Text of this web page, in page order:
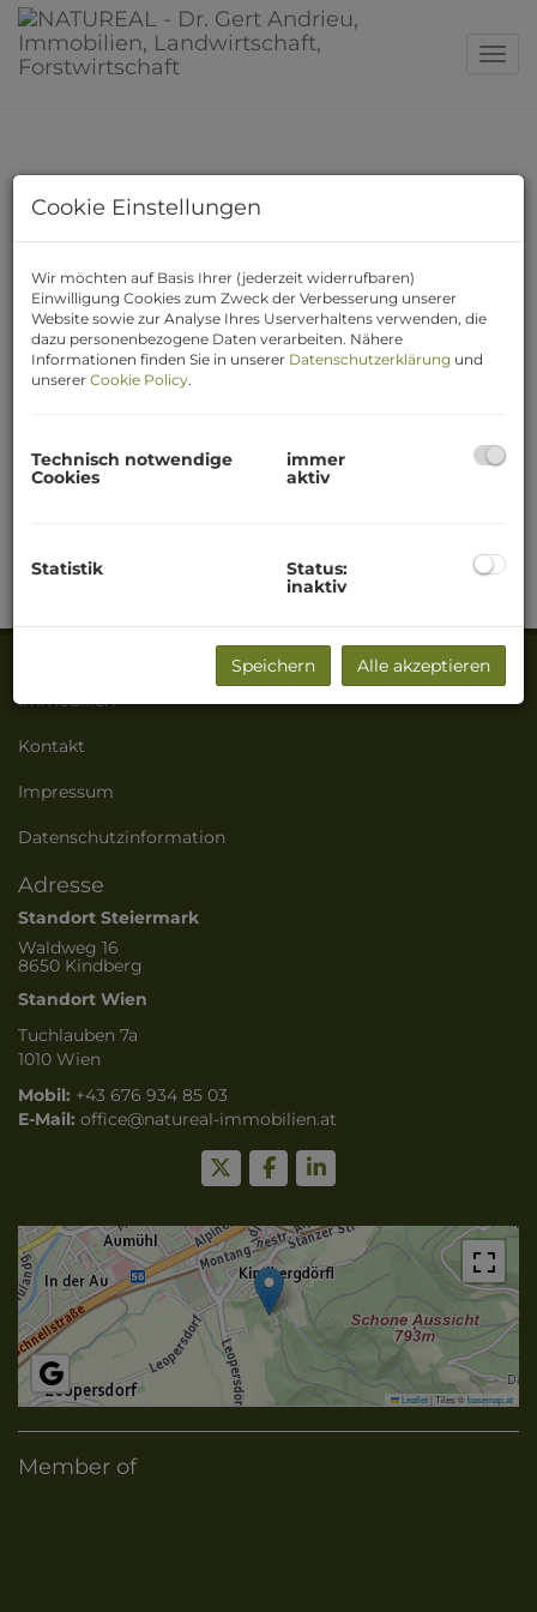
Traumhafte Neubau-Ferienhäuser
mit Pool in Kroatien
14829 Vinišće
Zimmer
ca. 155 m2
Immobilien
Kontakt
Impressum
Datenschutzinformation
Adresse
Standort Steiermark
Waldweg 16
8650 Kindberg
Standort Wien
Tuchlauben 7a
1010 Wien
Mobil: +43 676 934 85 03
E-Mail: office@natureal-immobilien.at
Leaflet| Tiles ©basemap.at
Member of
Cookie Einstellungen
Wir möchten auf Basis Ihrer (jederzeit widerrufbaren)
Einwilligung Cookies zum Zweck der Verbesserung unserer
Website sowie zur Analyse Ihres Userverhaltens verwenden, die
dazu personenbezogene Daten verarbeiten. Nähere
Informationen finden Sie in unserer Datenschutzerklärung und
unserer Cookie Policy.
Technisch notwendige
Cookies
immer
aktiv
Statistik
Status:
inaktiv
Speichern Alle akzeptieren